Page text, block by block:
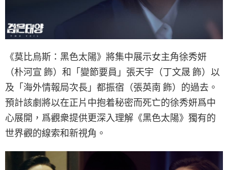
《莫比烏斯：黑色太陽》將集中展示女主角徐秀妍
（朴河宣 飾）和「變節要員」張天宇（丁文晟 飾）以
及「海外情報局次長」都振宿（張英南 飾）的過去。
預計該劇將以在正片中抱着秘密而死亡的徐秀妍爲中
心展開，爲觀衆提供更深入理解《黑色太陽》獨有的
世界觀的線索和新視角。